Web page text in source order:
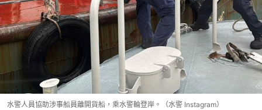
水警人員協助涉事船員離開貨船，乘水警輪登岸。（水警 Instagram）